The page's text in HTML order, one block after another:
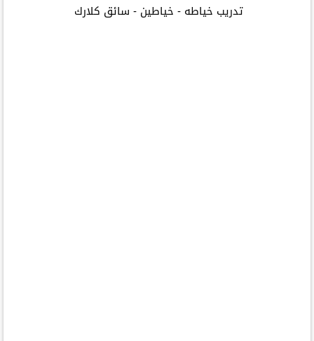
تدريب خياطه - خياطين - سائق كلارك